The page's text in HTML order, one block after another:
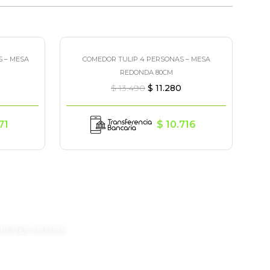
– MESA
COMEDOR TULIP 4 PERSONAS – MESA
REDONDA 80CM
$13.490 $ 11.280
$ 10.716